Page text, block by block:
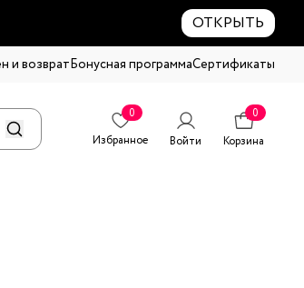
ОТКРЫТЬ
и возвратБонусная программаСертификаты
0
Избранное
Войти
0
Корзина